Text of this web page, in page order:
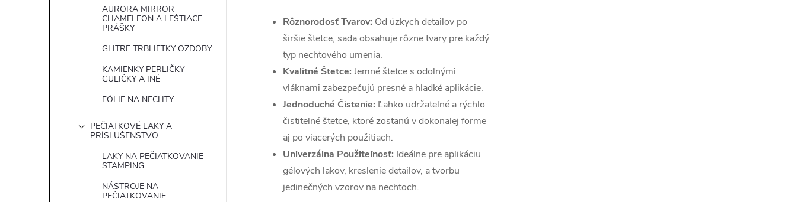
AURORA MIRROR
CHAMELEON A LEŠTIACE
PRÁŠKY
GLITRE TRBLIETKY OZDOBY
KAMIENKY PERLIČKY
GULIČKY A INÉ
FÓLIE NA NECHTY
PEČIATKOVÉ LAKY A
PRÍSLUŠENSTVO
LAKY NA PEČIATKOVANIE
STAMPING
NÁSTROJE NA
PEČIATKOVANIE
Rôznorodosť Tvarov: Od úzkych detailov po
širšie štetce, sada obsahuje rôzne tvary pre každý
typ nechtového umenia.
Kvalitné Štetce: Jemné štetce s odolnými
vláknami zabezpečujú presné a hladké aplikácie.
Jednoduché Čistenie: Ľahko udržateľné a rýchlo
čistiteľné štetce, ktoré zostanú v dokonalej forme
aj po viacerých použitiach.
Univerzálna Použiteľnosť: Ideálne pre aplikáciu
gélových lakov, kreslenie detailov, a tvorbu
jedinečných vzorov na nechtoch.